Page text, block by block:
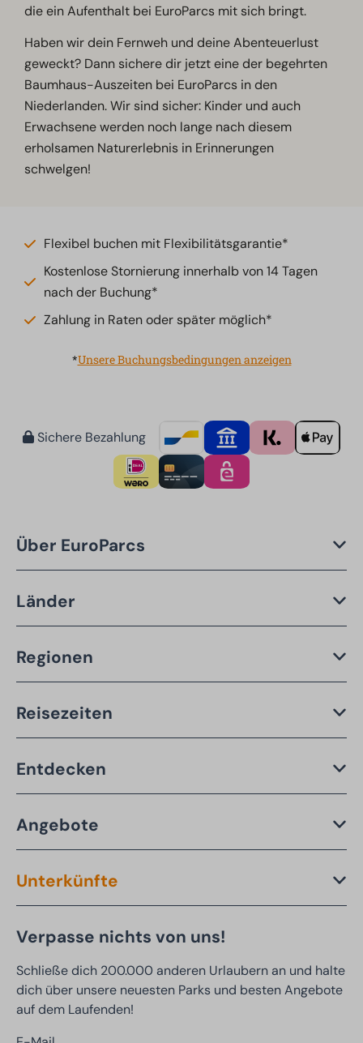
die ein Aufenthalt bei EuroParcs mit sich bringt.
Haben wir dein Fernweh und deine Abenteuerlust
geweckt? Dann sichere dir jetzt eine der begehrten
Baumhaus-Auszeiten bei EuroParcs in den
Niederlanden. Wir sind sicher: Kinder und auch
Erwachsene werden noch lange nach diesem
erholsamen Naturerlebnis in Erinnerungen
schwelgen!
Flexibel buchen mit Flexibilitätsgarantie*
Kostenlose Stornierung innerhalb von 14 Tagen
nach der Buchung*
Zahlung in Raten oder später möglich*
*Unsere Buchungsbedingungen anzeigen
Sichere Bezahlung
Über EuroParcs
Länder
Regionen
Reisezeiten
Entdecken
Angebote
Unterkünfte
Verpasse nichts von uns!
Schließe dich 200.000 anderen Urlaubern an und halte
dich über unsere neuesten Parks und besten Angebote
auf dem Laufenden!